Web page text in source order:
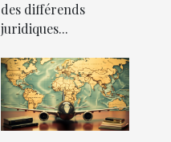
des différends
juridiques...